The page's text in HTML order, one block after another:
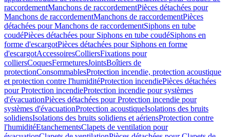
raccordementManchons de raccordementPièces détachées pour
Manchons de raccordementManchons de raccordementPièces
détachées pour Manchons de raccordementSiphons en tube
coudéPièces détachées pour Siphons en tube coudéSiphons en
forme d'escargotPièces détachées pour Siphons en forme
d'escargotAccessoiresColliersFixations pour
colliersCoquesFermeturesJointsBoîtiers de
protectionConsommablesProtection incendie, protection acoustique
et protection contre l'humiditéProtection incendiePièces détachées
pour Protection incendieProtection incendie pour systèmes
d'évacuationPièces détachées pour Protection incendie pour
systèmes d'évacuationProtection acoustiqueIsolations des bruits
solidiensIsolations des bruits solidiens et aériensProtection contre
l'humiditéEtanchementsClapets de ventilation pour